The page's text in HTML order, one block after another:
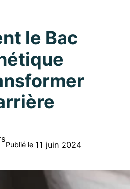
le Bac
Publié le 11 juin 2024